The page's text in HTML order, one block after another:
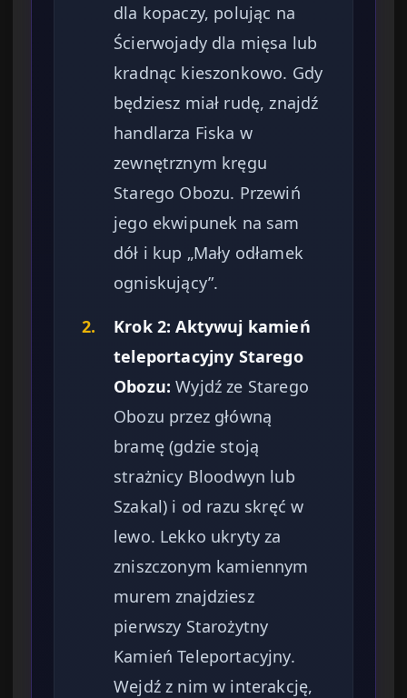
dla kopaczy, polując na
Ścierwojady dla mięsa lub
kradnąc kieszonkowo. Gdy
będziesz miał rudę, znajdź
handlarza Fiska w
zewnętrznym kręgu
Starego Obozu. Przewiń
jego ekwipunek na sam
dół i kup „Mały odłamek
ogniskujący”.
2.
Krok 2: Aktywuj kamień
teleportacyjny Starego
Obozu: Wyjdź ze Starego
Obozu przez główną
bramę (gdzie stoją
strażnicy Bloodwyn lub
Szakal) i od razu skręć w
lewo. Lekko ukryty za
zniszczonym kamiennym
murem znajdziesz
pierwszy Starożytny
Kamień Teleportacyjny.
Wejdź z nim w interakcję,